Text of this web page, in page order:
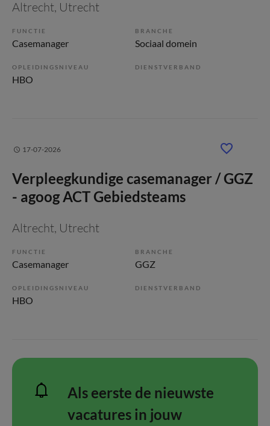
Altrecht, Utrecht
FUNCTIE
Casemanager
BRANCHE
Sociaal domein
OPLEIDINGSNIVEAU
HBO
DIENSTVERBAND
17-07-2026
Verpleegkundige casemanager / GGZ
- agoog ACT Gebiedsteams
Altrecht, Utrecht
FUNCTIE
Casemanager
BRANCHE
GGZ
OPLEIDINGSNIVEAU
HBO
DIENSTVERBAND
Als eerste de nieuwste
vacatures in jouw